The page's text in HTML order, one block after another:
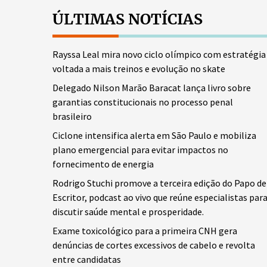
ÚLTIMAS NOTÍCIAS
Rayssa Leal mira novo ciclo olímpico com estratégia
voltada a mais treinos e evolução no skate
Delegado Nilson Marão Baracat lança livro sobre
garantias constitucionais no processo penal
brasileiro
Ciclone intensifica alerta em São Paulo e mobiliza
plano emergencial para evitar impactos no
fornecimento de energia
Rodrigo Stuchi promove a terceira edição do Papo de
Escritor, podcast ao vivo que reúne especialistas para
discutir saúde mental e prosperidade.
Exame toxicológico para a primeira CNH gera
denúncias de cortes excessivos de cabelo e revolta
entre candidatas